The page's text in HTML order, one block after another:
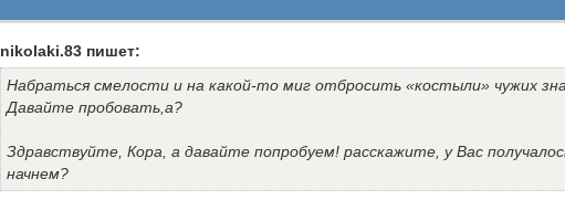
nikolaki.83 пишет:
Набраться смелости и на какой-то миг отбросить «костыли» чужих
Давайте пробовать,а?
Здравствуйте, Кора, а давайте попробуем! расскажите, у Вас
начнем?